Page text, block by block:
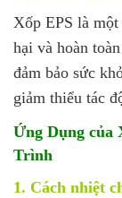
Xốp EPS là
hại và hoàn
đảm bảo sức
giảm thiểu tác
Ứng Dụng của
Trình
1. Cách nhiệt